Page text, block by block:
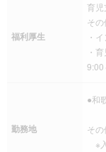
福利厚生
育児
そ
・
・
9:00
勤務地
●和
そ
※